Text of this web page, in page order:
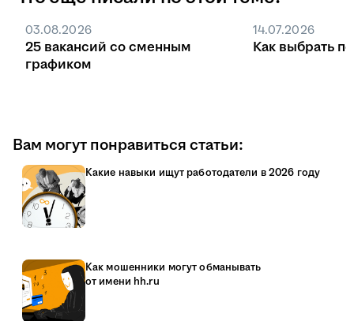
03.08.2026
25 вакансий со сменным
графиком
14.07.2026
Как выбрать
Вам могут понравиться статьи:
Какие навыки ищут работодатели в 2026 году
Как мошенники могут обманывать
от имени hh.ru